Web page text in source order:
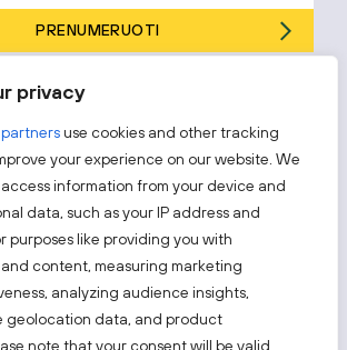
privacy
use cookies and other tracking
your experience on our website. We
information from your device and
data, such as your IP address and
purposes like providing you with
content, measuring marketing
analyzing audience insights,
geolocation data, and product
note that your consent will be valid
PRENUMERUOTI
pirmieji.